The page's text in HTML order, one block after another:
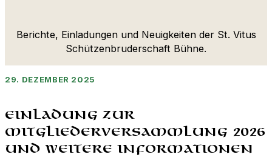
Berichte, Einladungen und Neuigkeiten der St. Vitus
Schützenbruderschaft Bühne.
29. DEZEMBER 2025
Einladung zur
Mitgliederversammlung 2026
und weitere Informationen